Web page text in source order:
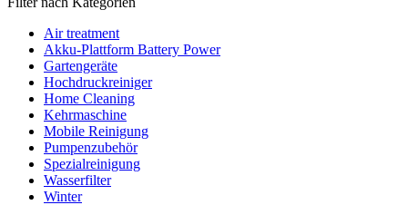
Air treatment
Akku-Plattform Battery Power
Gartengeräte
Hochdruckreiniger
Home Cleaning
Kehrmaschine
Mobile Reinigung
Pumpenzubehör
Spezialreinigung
Wasserfilter
Winter